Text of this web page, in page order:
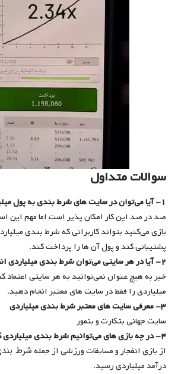
سوالات متداول
۱- آیا می‌توان در سایت های شرط بندی به پول میلیاردی رسید؟
صد در صد این کار امکان پذیر است اما مهم این
بازی می‌کنید بتواند کاربرانی که شرط بندی
پشتیبانی کند و پول آن ها را پرداخت کند.
۲- آیا در هر سایتی می‌توان شرط بندی میلیاردی انجام داد؟
خیر به هیچ عنوان نمی‌توانید به هر سایتی
میلیاردی را فقط در سایت های معتبر انجام دهید.
۳- معرفی سایت های معتبر شرط بندی میلیاردی
سایت جهانی بتکارت و بتمور
۴- در چه بازی های می‌توانیم شرط بندی میلیاردی کنیم؟
از بازی انفجار و مسابقات ورزشی از جملهشرط
درآمد میلیاردی رسید.